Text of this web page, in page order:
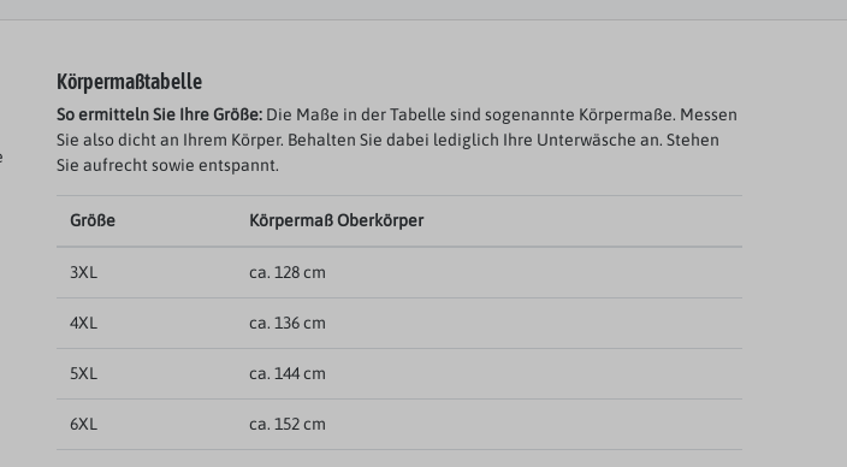
Körpermaßtabelle
So ermitteln Sie Ihre Größe: Die Maße in der Tabelle sind sogenannte Körpermaße. Messen
Sie also dicht an Ihrem Körper. Behalten Sie dabei lediglich Ihre Unterwäsche an. Stehen
Sie aufrecht sowie entspannt.
Größe Körpermaß Oberkörper
3XL ca. 128 cm
4XL ca. 136 cm
5XL ca. 144 cm
6XL ca. 152 cm